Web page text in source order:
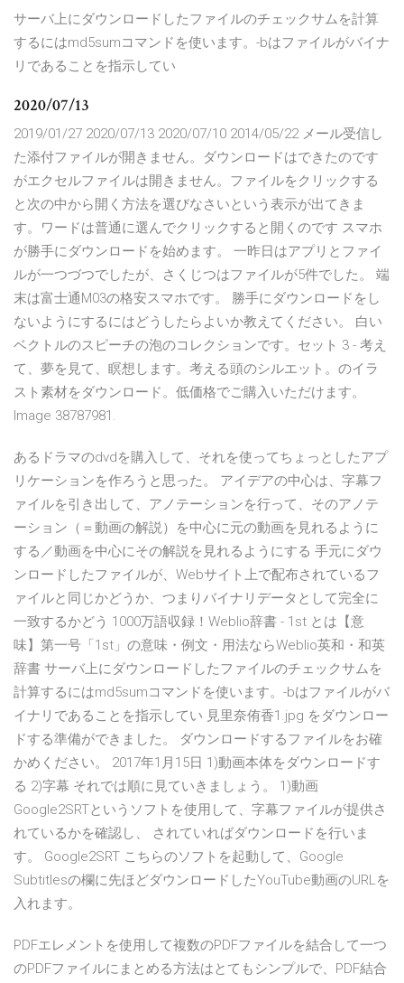
サーバ上にダウンロードしたファイルのチェックサムを計算
するにはmd5sumコマンドを使います。-bはファイルがバイナ
リであることを指示してい
2020/07/13
2019/01/27 2020/07/13 2020/07/10 2014/05/22 メール受信し
た添付ファイルが開きません。ダウンロードはできたのです
がエクセルファイルは開きません。ファイルをクリックする
と次の中から開く方法を選びなさいという表示が出てきま
す。ワードは普通に選んでクリックすると開くのです スマホ
が勝手にダウンロードを始めます。 一昨日はアプリとファイ
ルが一つづつでしたが、さくじつはファイルが5件でした。 端
末は富士通M03の格安スマホです。 勝手にダウンロードをし
ないようにするにはどうしたらよいか教えてください。 白い
ベクトルのスピーチの泡のコレクションです。セット 3 - 考え
て、夢を見て、瞑想します。考える頭のシルエット。のイラ
スト素材をダウンロード。低価格でご購入いただけます。
Image 38787981.
あるドラマのdvdを購入して、それを使ってちょっとしたアプ
リケーションを作ろうと思った。 アイデアの中心は、字幕フ
ァイルを引き出して、アノテーションを行って、そのアノテ
ーション（＝動画の解説）を中心に元の動画を見れるように
する／動画を中心にその解説を見れるようにする 手元にダウ
ンロードしたファイルが、Webサイト上で配布されているフ
ァイルと同じかどうか、つまりバイナリデータとして完全に
一致するかどう 1000万語収録！Weblio辞書 - 1st とは【意
味】第一号「1st」の意味・例文・用法ならWeblio英和・和英
辞書 サーバ上にダウンロードしたファイルのチェックサムを
計算するにはmd5sumコマンドを使います。-bはファイルがバ
イナリであることを指示してい 見里奈侑香1.jpg をダウンロー
ドする準備ができました。 ダウンロードするファイルをお確
かめください。 2017年1月15日 1)動画本体をダウンロードす
る 2)字幕 それでは順に見ていきましょう。 1)動画
Google2SRTというソフトを使用して、字幕ファイルが提供さ
れているかを確認し、 されていればダウンロードを行いま
す。 Google2SRT こちらのソフトを起動して、Google
Subtitlesの欄に先ほどダウンロードしたYouTube動画のURLを
入れます。
PDFエレメントを使用して複数のPDFファイルを結合して一つ
のPDFファイルにまとめる方法はとてもシンプルで、PDF結合